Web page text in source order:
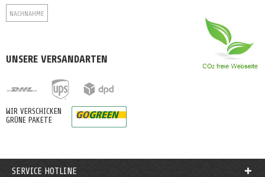
NACHNAHME
UNSERE VERSANDARTEN
WIR VERSCHICKEN
GRÜNE PAKETE
SERVICE HOTLINE